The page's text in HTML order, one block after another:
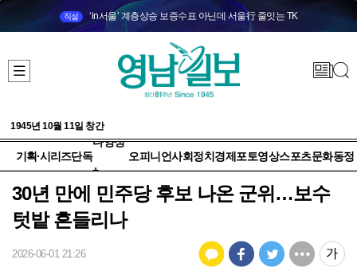
직설 ‘in서울’ 계층상승 보증수표 아닌데 서울行 줄잇는 TK
1945년 10월 11일 창간
기획·시리즈단독
다양성
+
오피니언사회정치 경제 포토영상스포츠문화동정
30년 만에 민주당 후보 나온 군위…보수
텃밭 흔들리나
2026-06-01 21:26